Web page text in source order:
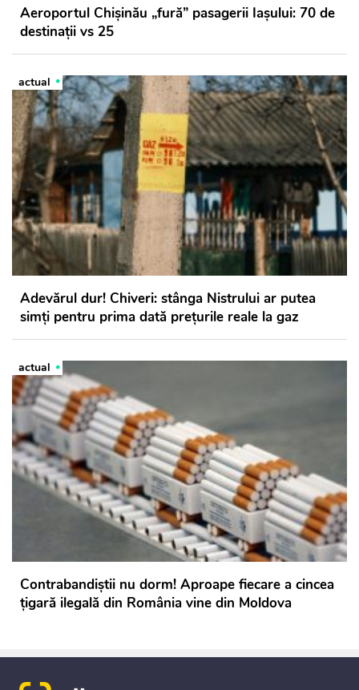
Aeroportul Chișinău „fură” pasagerii Iașului: 70 de
destinații vs 25
actual
Adevărul dur! Chiveri: stânga Nistrului ar putea
simți pentru prima dată prețurile reale la gaz
actual
Contrabandiștii nu dorm! Aproape fiecare a cincea
țigară ilegală din România vine din Moldova